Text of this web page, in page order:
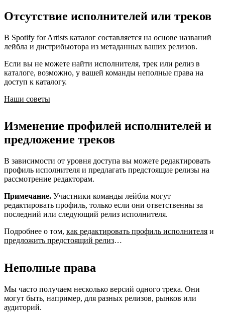
Отсутствие исполнителей или треков
В Spotify for Artists каталог составляется на основе названий
лейбла и дистрибьютора из метаданных ваших релизов.
Если вы не можете найти исполнителя, трек или релиз в
каталоге, возможно, у вашей команды неполные права на
доступ к каталогу.
Наши советы
Изменение профилей исполнителей и
предложение треков
В зависимости от уровня доступа вы можете редактировать
профиль исполнителя и предлагать предстоящие релизы на
рассмотрение редакторам.
Примечание. Участники команды лейбла могут
редактировать профиль, только если они ответственны за
последний или следующий релиз исполнителя.
Подробнее о том, как редактировать профиль исполнителя и
предложить предстоящий релиз…
Неполные права
Мы часто получаем несколько версий одного трека. Они
могут быть, например, для разных релизов, рынков или
аудиторий.